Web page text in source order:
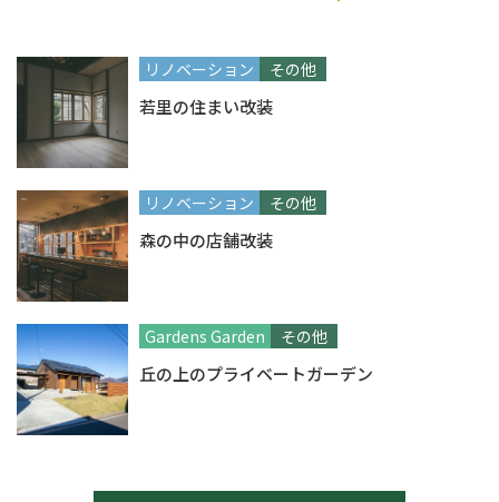
リノベーション その他
若里の住まい改装
リノベーション その他
森の中の店舗改装
Gardens Garden その他
丘の上のプライベートガーデン